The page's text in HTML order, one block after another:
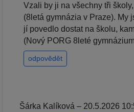
Vzali by ji na všechny tři
(8letá gymnázia v Praze). My
jí povedlo dostat na školu,
(Nový PORG 8leté
odpovědět
Šárka Kalíková – 20.5.2026